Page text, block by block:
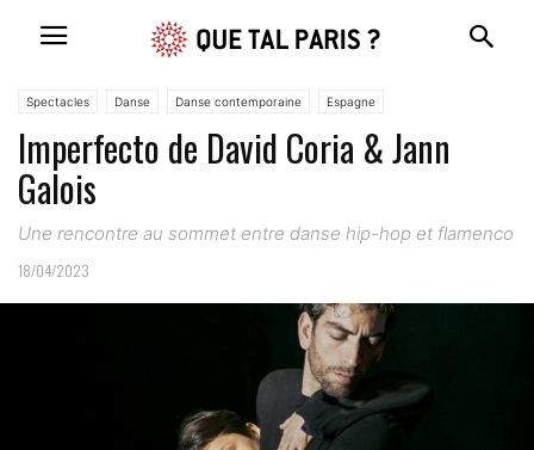
Spectacles Danse Danse contemporaine Espagne
Imperfecto de David Coria & Jann
Galois
Une rencontre au sommet entre danse hip-hop et flamenco
18/04/2023